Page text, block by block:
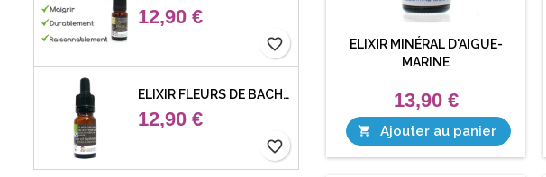
12,90 €
favorite_border
ELIXIR FLEURS DE BACH 29 ETOILE DE BETHLEHEM (STAR OF BETHLEHEM)
12,90 €
favorite_border
ELIXIR MINÉRAL D'AIGUE-
MARINE
13,90 €
 Ajouter au panier